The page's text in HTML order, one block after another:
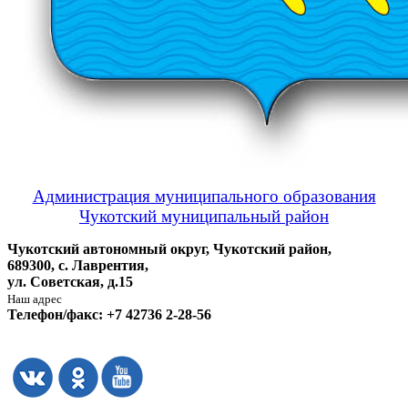
Администрация муниципального образования
Чукотский муниципальный район
Чукотский автономный округ, Чукотский район,
689300, с. Лаврентия,
ул. Советская, д.15
Наш адрес
Телефон/факс: +7 42736 2-28-56